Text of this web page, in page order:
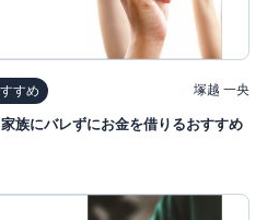
すめ 塚越 一央
族にバレずにお金を借りるおすすめ